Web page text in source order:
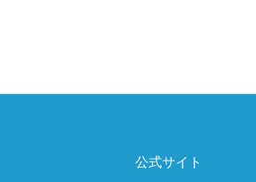
公式サイト